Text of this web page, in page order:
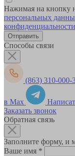
Нажимая на кнопку
персональных
конфиденциальности
Способы связи
(863) 310-000-
в Max
Заказать звонок
Обратная связь
Заполните форму, и
Ваше имя *